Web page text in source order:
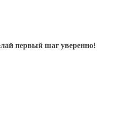
первый шаг уверенно!